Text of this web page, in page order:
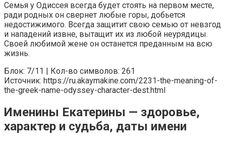
Семья у Одиссея всегда будет стоять на первом месте,
ради родных он свернет любые горы, добьется
недостижимого. Всегда защитит свою семью от невзгод
и нападений извне, вытащит их из любой неурядицы.
Своей любимой жене он останется преданным на всю
жизнь.
Блок: 7/11 | Кол-во символов: 261
Источник: https://ru.akaymakine.com/2231-the-meaning-of-
the-greek-name-odyssey-character-dest.html
Именины Екатерины — здоровье,
характер и судьба, даты имени